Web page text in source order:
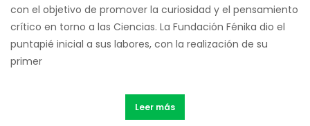
con el objetivo de promover la curiosidad y el pensamiento
crítico en torno a las Ciencias. La Fundación Fénika dio el
puntapié inicial a sus labores, con la realización de su
primer
Leer más